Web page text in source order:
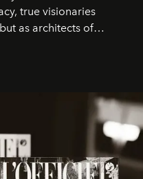
true visionaries
as architects of
of mastery in luxury,
and culture